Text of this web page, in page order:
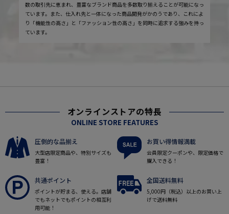
数の取引先に恵まれ、豊富なブランド商品を多数取り揃えることが可能になっ
ています。また、仕入れ先と一体になった商品開発がかのうであり、これによ
り「機能性の高さ」と「ファッション性の高さ」を同時に追求する強みを持っ
ています。
オンラインストアの特長
ONLINE STORE FEATURES
圧倒的な品揃え
大型店限定商品や、特別サイズも
豊富！
お買い得情報満載
会員限定クーポンや、限定価格で
購入できる！
共通ポイント
ポイントが貯まる、使える。店舗
でもネットでもポイントの相互利
用可能！
全国送料無料
5,000円（税込）以上のお買い上
げで送料無料